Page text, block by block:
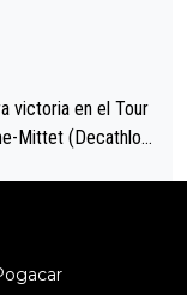
victoria en el Tour
Mittet (Decathlon,
10. Vacek (Li